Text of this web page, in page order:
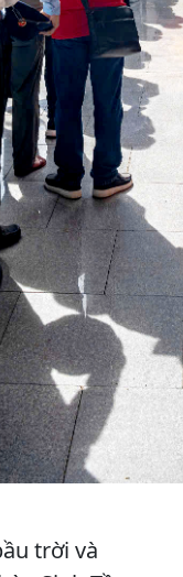
trời và